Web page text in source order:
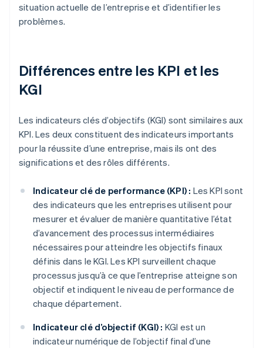
situation actuelle de l’entreprise et d’identifier les
problèmes.
Différences entre les KPI et les
KGI
Les indicateurs clés d’objectifs (KGI) sont similaires aux
KPI. Les deux constituent des indicateurs importants
pour la réussite d’une entreprise, mais ils ont des
significations et des rôles différents.
Indicateur clé de performance (KPI) : Les KPI sont
des indicateurs que les entreprises utilisent pour
mesurer et évaluer de manière quantitative l’état
d’avancement des processus intermédiaires
nécessaires pour atteindre les objectifs finaux
définis dans le KGI. Les KPI surveillent chaque
processus jusqu’à ce que l’entreprise atteigne son
objectif et indiquent le niveau de performance de
chaque département.
Indicateur clé d’objectif (KGI) : KGI est un
indicateur numérique de l’objectif final d’une